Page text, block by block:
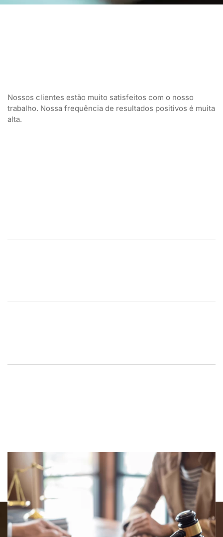
Nossos clientes estão muito satisfeitos com o nosso
trabalho. Nossa frequência de resultados positivos é muita
alta.